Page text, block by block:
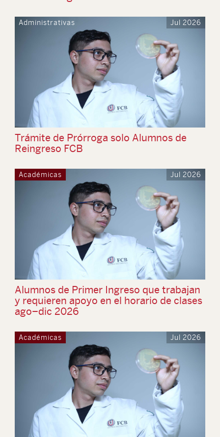
Administrativas Jul 2026
Trámite de Prórroga solo Alumnos de
Reingreso FCB
Académicas Jul 2026
Alumnos de Primer Ingreso que trabajan
y requieren apoyo en el horario de clases
ago–dic 2026
Académicas Jul 2026